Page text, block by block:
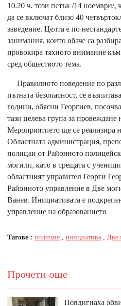
10.20 ч. този петък /14 ноември/,
да се включат близо 40
заведение. Целта е по
занимания, които обаче са
провокира тяхното внимание
сред обществото тема.
Правилното поведение по
пътната безопасност, се
години, обясни Георгиев,
тази целева група за провеждане
Мероприятието ще се реализира
Областната администрация,
полицаи от Районното
могили, като в срещата с
областният управител Георги
Районното управление в Две
Ванев. Инициативата е
управление на образованието
Тагове : полиция инициатива Две
Прочети още
Повдигнаха